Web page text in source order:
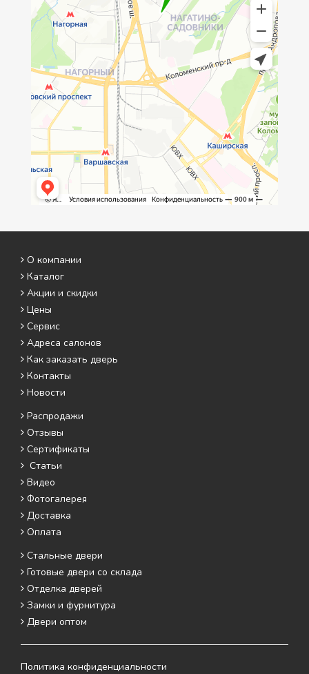
О компании
Каталог
Акции и скидки
Цены
Сервис
Адреса салонов
Как заказать дверь
Контакты
Новости
Распродажи
Отзывы
Сертификаты
Статьи
Видео
Фотогалерея
Доставка
Оплата
Стальные двери
Готовые двери со склада
Отделка дверей
Замки и фурнитура
Двери оптом
Политика конфиденциальности